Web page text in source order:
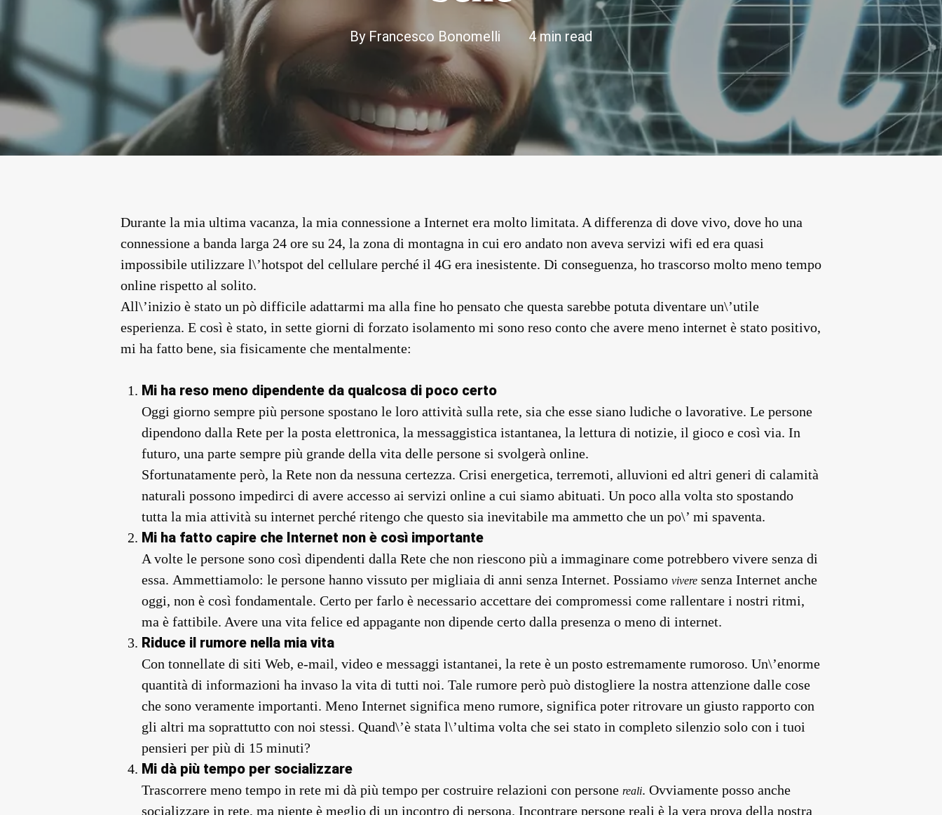
By Francesco Bonomelli 4 min read
Durante la mia ultima vacanza, la mia connessione a Internet era molto limitata. A differenza di dove vivo, dove ho una
connessione a banda larga 24 ore su 24, la zona di montagna in cui ero andato non aveva servizi wifi ed era quasi
impossibile utilizzare l\’hotspot del cellulare perché il 4G era inesistente. Di conseguenza, ho trascorso molto meno tempo
online rispetto al solito.
All\’inizio è stato un pò difficile adattarmi ma alla fine ho pensato che questa sarebbe potuta diventare un\’utile
esperienza. E così è stato, in sette giorni di forzato isolamento mi sono reso conto che avere meno internet è stato positivo,
mi ha fatto bene, sia fisicamente che mentalmente:
Mi ha reso meno dipendente da qualcosa di poco certo
Oggi giorno sempre più persone spostano le loro attività sulla rete, sia che esse siano ludiche o lavorative. Le persone
dipendono dalla Rete per la posta elettronica, la messaggistica istantanea, la lettura di notizie, il gioco e così via. In
futuro, una parte sempre più grande della vita delle persone si svolgerà online.
Sfortunatamente però, la Rete non da nessuna certezza. Crisi energetica, terremoti, alluvioni ed altri generi di calamità
naturali possono impedirci di avere accesso ai servizi online a cui siamo abituati. Un poco alla volta sto spostando
tutta la mia attività su internet perché ritengo che questo sia inevitabile ma ammetto che un po\’ mi spaventa.
Mi ha fatto capire che Internet non è così importante
A volte le persone sono così dipendenti dalla Rete che non riescono più a immaginare come potrebbero vivere senza di
essa. Ammettiamolo: le persone hanno vissuto per migliaia di anni senza Internet. Possiamo vivere senza Internet anche
oggi, non è così fondamentale. Certo per farlo è necessario accettare dei compromessi come rallentare i nostri ritmi,
ma è fattibile. Avere una vita felice ed appagante non dipende certo dalla presenza o meno di internet.
Riduce il rumore nella mia vita
Con tonnellate di siti Web, e-mail, video e messaggi istantanei, la rete è un posto estremamente rumoroso. Un\’enorme
quantità di informazioni ha invaso la vita di tutti noi. Tale rumore però può distogliere la nostra attenzione dalle cose
che sono veramente importanti. Meno Internet significa meno rumore, significa poter ritrovare un giusto rapporto con
gli altri ma soprattutto con noi stessi. Quand\’è stata l\’ultima volta che sei stato in completo silenzio solo con i tuoi
pensieri per più di 15 minuti?
Mi dà più tempo per socializzare
Trascorrere meno tempo in rete mi dà più tempo per costruire relazioni con persone reali. Ovviamente posso anche
socializzare in rete, ma niente è meglio di un incontro di persona. Incontrare persone reali è la vera prova della nostra